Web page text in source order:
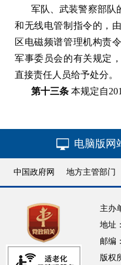
军队、武装警察部队
和无线电管制指令的，
区电磁频谱管理机构责
军事委员会的有关规定
直接责任人员给予处分。
第十三条 本规定自
电脑版网
中国政府网 地方主管部门
主办
地址
邮编
版权